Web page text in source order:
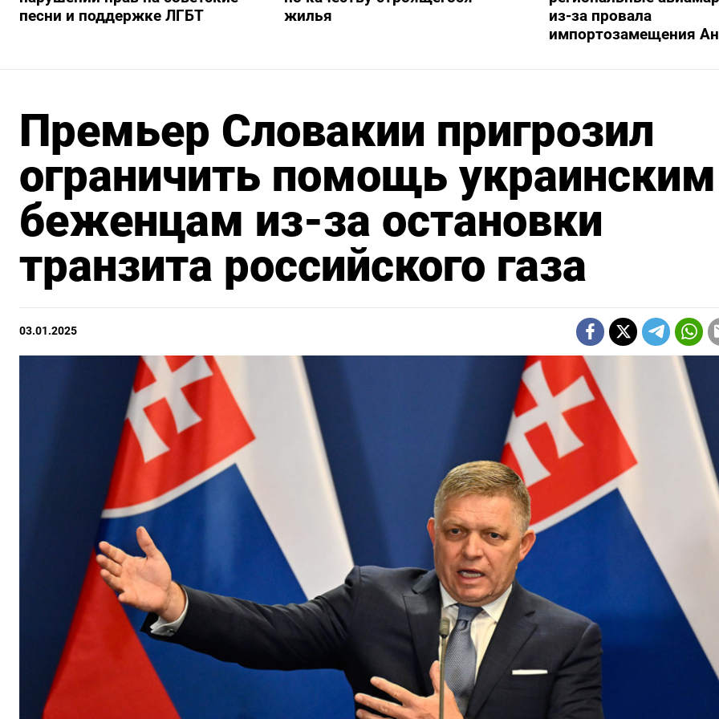
песни и поддержке ЛГБТ
жилья
из-за провала
импортозамещения
Премьер Словакии пригрозил
ограничить помощь украинским
беженцам из-за остановки
транзита российского газа
03.01.2025